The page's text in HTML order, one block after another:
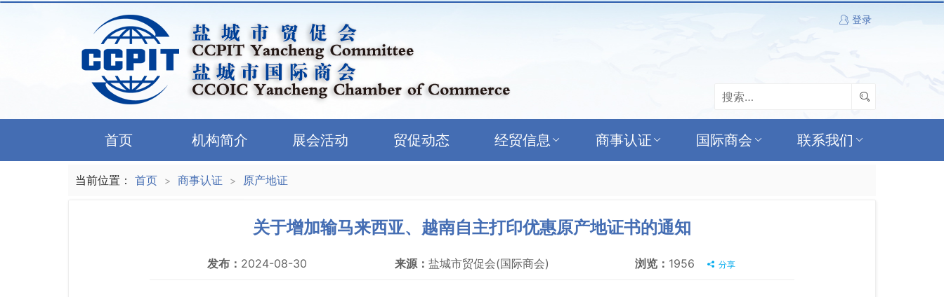
登录
首页 机构简介 展会活动 贸促动态 经贸信息 商事认证 国际商会 联系我们
当前位置： 首页 > 商事认证 > 原产地证
关于增加输马来西亚、越南自主打印优惠原产地证书的通知
发布： 2024-08-30 来源： 盐城市贸促会(国际商会) 浏览： 1956 分享